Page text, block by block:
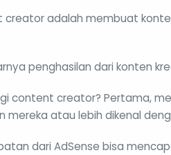
adalah membuat
penghasilan dari konten
content creator? Pertama,
atau lebih dikenal
dari AdSense bisa